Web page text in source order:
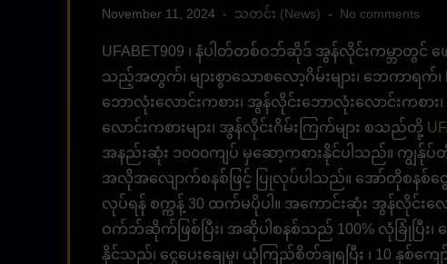
November 11, 2024 သတင်း (News) No comments
UFABET909 ၊ နံပါတ်တစ်ဝဘ်ဆိုဒ် အွန်လိုင်းကမ္ဘာတွင် ဖျေ
သည့်အတွက်၊ များစွာသောစလော့ဂိမ်းများ၊ ဘေကာရက်၊
ဘောလုံးလောင်းကစား၊ အွန်လိုင်းဘောလုံးလောင်းကစာ
လောင်းကစားများ၊ အွန်လိုင်းဂိမ်းကြက်များ စသည်တို့
အနည်းဆုံး ၁၀၀၀ကျပ် မှဆော့ကစားနိုင်ပါသည်။ ကျွ
အလိုအလျောက်စနစ်ဖြင့် ပြုလုပ်ပါသည်။ အော်တိုစန
လုပ်ရန် စက္ကန့် 30 ထက်မပိုပါ။ အကောင်းဆုံး အွန်လိုင်းလ
ဝက်ဘ်ဆိုက်ဖြစ်ပြီး၊ အဆိုပါစနစ်သည် 100% လုံခြုံပြီး၊
နိုင်သည်၊ ငွေပေးချေမှု၊ ယုံကြည်စိတ်ချရပြီး ၊ 10 နှစ်